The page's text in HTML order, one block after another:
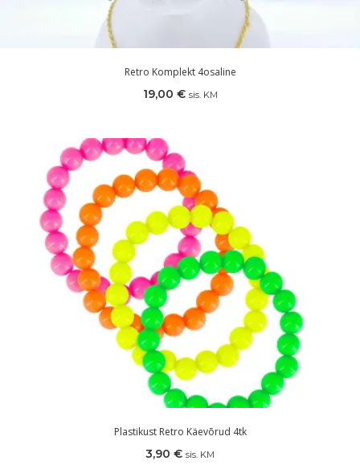
Retro Komplekt 4osaline
19,00 € sis. KM
Plastikust Retro Käevõrud 4tk
3,90 € sis. KM